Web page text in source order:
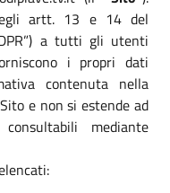
artt. 13 e 14 del
a tutti gli utenti
i propri dati
contenuta nella
e non si estende ad
mediante